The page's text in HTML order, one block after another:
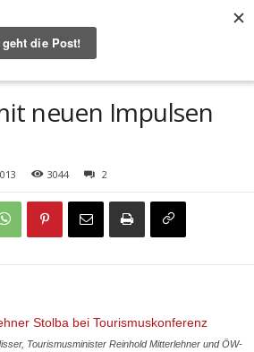
mit neuen Impulsen stärken
neuen Impulsen
3044 2
Tourismusminister Reinhold Mitterlehner und ÖW-